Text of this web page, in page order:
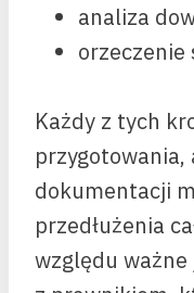
analiza
orzeczenie
Każdy z tych
dokumentacji
przedłużenia
względu ważne